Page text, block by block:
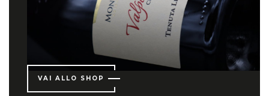
VAI ALLO SHOP